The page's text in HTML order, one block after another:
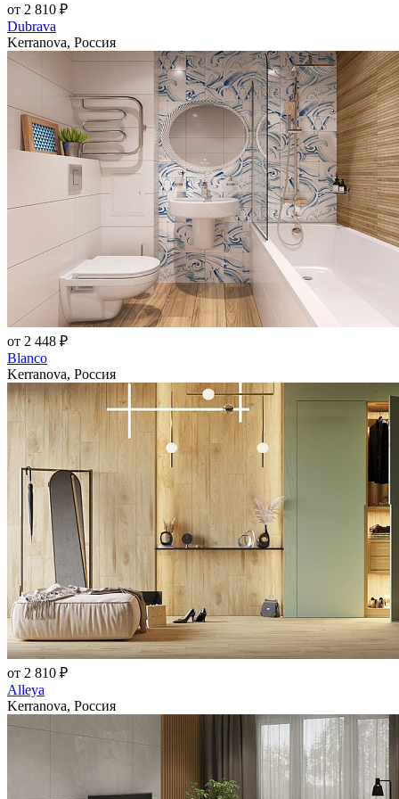
от 2 810 ₽
Dubrava
Kerranova, Россия
от 2 448 ₽
Blanco
Kerranova, Россия
от 2 810 ₽
Alleya
Kerranova, Россия